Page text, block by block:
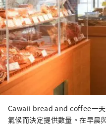
Cawaii bread and coffee一天
氣候而決定提供數量。在早晨